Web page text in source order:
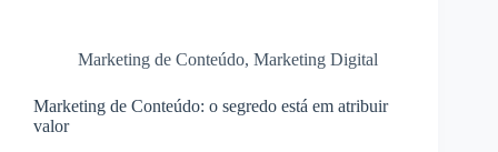
Marketing de Conteúdo, Marketing Digital
Marketing de Conteúdo: o segredo está em atribuir
valor